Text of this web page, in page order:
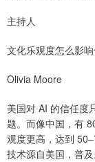
主持人
文化乐观度怎么影
Olivia Moore
美国对 AI 的信任度
题。而像中国，有
观度更高，达到
技术源自美国，普